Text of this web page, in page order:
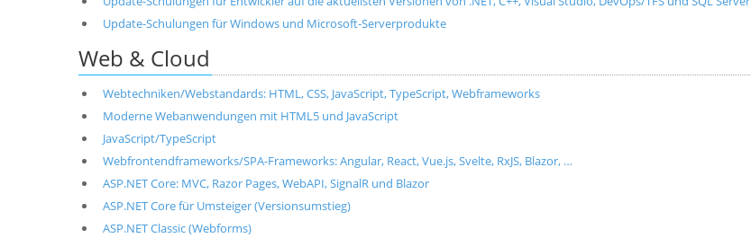
Update-Schulungen für Windows und Microsoft-Serverprodukte
Web & Cloud
Webtechniken/Webstandards: HTML, CSS, JavaScript, TypeScript, Webframeworks
Moderne Webanwendungen mit HTML5 und JavaScript
JavaScript/TypeScript
Webfrontendframeworks/SPA-Frameworks: Angular, React, Vue.js, Svelte, RxJS, Blazor, …
ASP.NET Core: MVC, Razor Pages, WebAPI, SignalR und Blazor
ASP.NET Core für Umsteiger (Versionsumstieg)
ASP.NET Classic (Webforms)